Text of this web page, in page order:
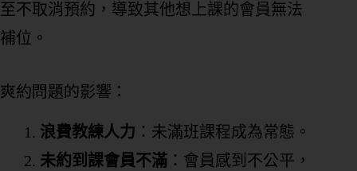
至不取消預約，導致其他想上課的會員無法
補位。
爽約問題的影響：
浪費教練人力 ：未滿班課程成為常態。
未約到課會員不滿 ：會員感到不公平，